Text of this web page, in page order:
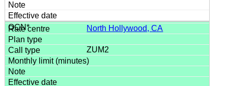
North Hollywood, CA
ZUM2